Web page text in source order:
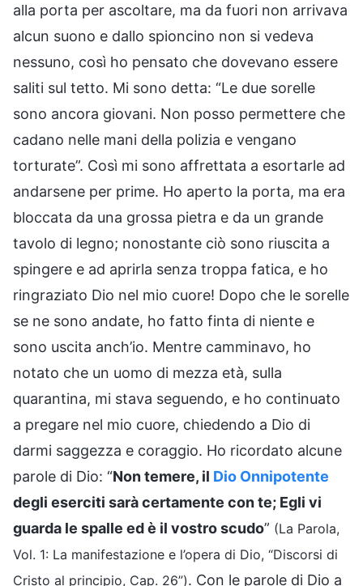
alla porta per ascoltare, ma da fuori non arrivava
alcun suono e dallo spioncino non si vedeva
nessuno, così ho pensato che dovevano essere
saliti sul tetto. Mi sono detta: “Le due sorelle
sono ancora giovani. Non posso permettere che
cadano nelle mani della polizia e vengano
torturate”. Così mi sono affrettata a esortarle ad
andarsene per prime. Ho aperto la porta, ma era
bloccata da una grossa pietra e da un grande
tavolo di legno; nonostante ciò sono riuscita a
spingere e ad aprirla senza troppa fatica, e ho
ringraziato Dio nel mio cuore! Dopo che le sorelle
se ne sono andate, ho fatto finta di niente e
sono uscita anch’io. Mentre camminavo, ho
notato che un uomo di mezza età, sulla
quarantina, mi stava seguendo, e ho continuato
a pregare nel mio cuore, chiedendo a Dio di
darmi saggezza e coraggio. Ho ricordato alcune
parole di Dio: “Non temere, il Dio Onnipotente
degli eserciti sarà certamente con te; Egli vi
guarda le spalle ed è il vostro scudo” (La Parola,
Vol. 1: La manifestazione e l’opera di Dio, “Discorsi di
Cristo al principio, Cap. 26”). Con le parole di Dio a